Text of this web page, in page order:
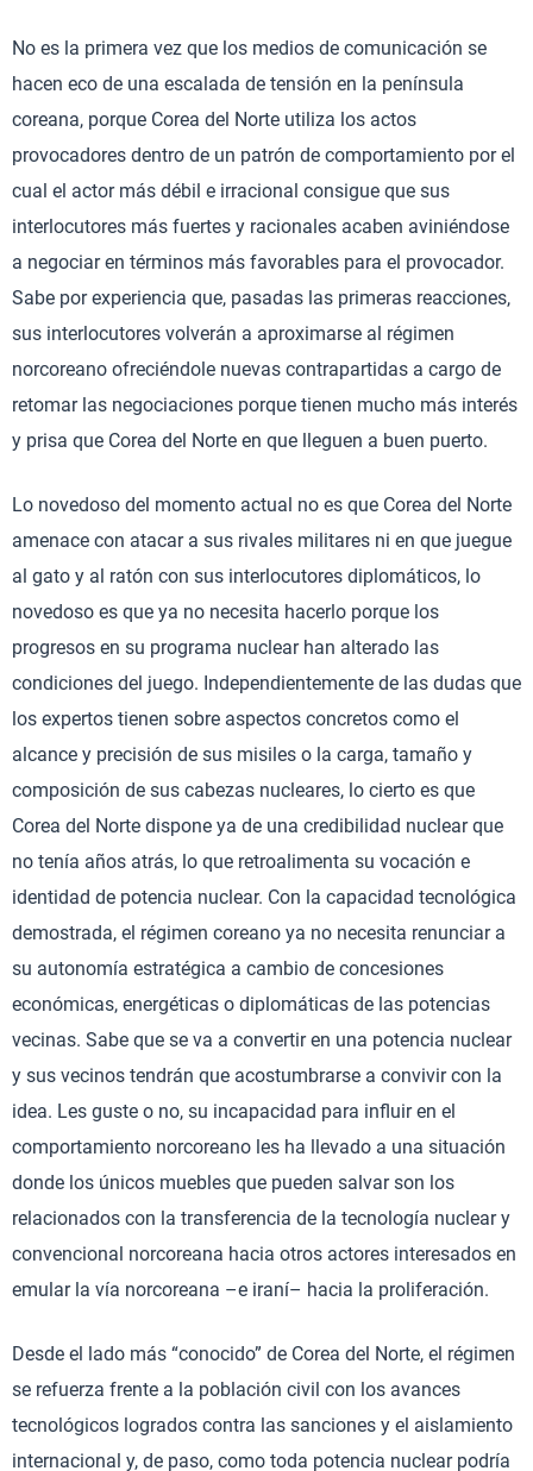
No es la primera vez que los medios de comunicación se
hacen eco de una escalada de tensión en la península
coreana, porque Corea del Norte utiliza los actos
provocadores dentro de un patrón de comportamiento por el
cual el actor más débil e irracional consigue que sus
interlocutores más fuertes y racionales acaben aviniéndose
a negociar en términos más favorables para el provocador.
Sabe por experiencia que, pasadas las primeras reacciones,
sus interlocutores volverán a aproximarse al régimen
norcoreano ofreciéndole nuevas contrapartidas a cargo de
retomar las negociaciones porque tienen mucho más interés
y prisa que Corea del Norte en que lleguen a buen puerto.
Lo novedoso del momento actual no es que Corea del Norte
amenace con atacar a sus rivales militares ni en que juegue
al gato y al ratón con sus interlocutores diplomáticos, lo
novedoso es que ya no necesita hacerlo porque los
progresos en su programa nuclear han alterado las
condiciones del juego. Independientemente de las dudas que
los expertos tienen sobre aspectos concretos como el
alcance y precisión de sus misiles o la carga, tamaño y
composición de sus cabezas nucleares, lo cierto es que
Corea del Norte dispone ya de una credibilidad nuclear que
no tenía años atrás, lo que retroalimenta su vocación e
identidad de potencia nuclear. Con la capacidad tecnológica
demostrada, el régimen coreano ya no necesita renunciar a
su autonomía estratégica a cambio de concesiones
económicas, energéticas o diplomáticas de las potencias
vecinas. Sabe que se va a convertir en una potencia nuclear
y sus vecinos tendrán que acostumbrarse a convivir con la
idea. Les guste o no, su incapacidad para influir en el
comportamiento norcoreano les ha llevado a una situación
donde los únicos muebles que pueden salvar son los
relacionados con la transferencia de la tecnología nuclear y
convencional norcoreana hacia otros actores interesados en
emular la vía norcoreana –e iraní– hacia la proliferación.
Desde el lado más “conocido” de Corea del Norte, el régimen
se refuerza frente a la población civil con los avances
tecnológicos logrados contra las sanciones y el aislamiento
internacional y, de paso, como toda potencia nuclear podría